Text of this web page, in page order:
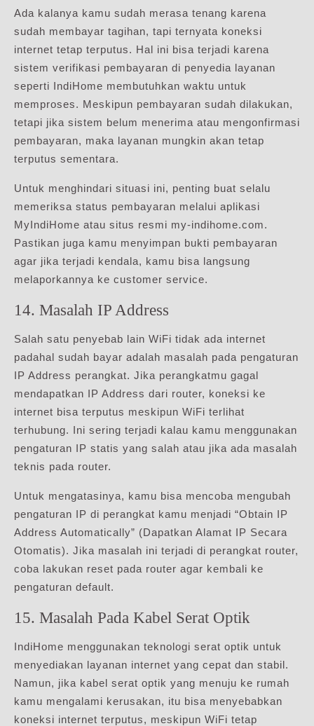
Ada kalanya kamu sudah merasa tenang karena
sudah membayar tagihan, tapi ternyata koneksi
internet tetap terputus. Hal ini bisa terjadi karena
sistem verifikasi pembayaran di penyedia layanan
seperti IndiHome membutuhkan waktu untuk
memproses. Meskipun pembayaran sudah dilakukan,
tetapi jika sistem belum menerima atau mengonfirmasi
pembayaran, maka layanan mungkin akan tetap
terputus sementara.
Untuk menghindari situasi ini, penting buat selalu
memeriksa status pembayaran melalui aplikasi
MyIndiHome atau situs resmi my-indihome.com.
Pastikan juga kamu menyimpan bukti pembayaran
agar jika terjadi kendala, kamu bisa langsung
melaporkannya ke customer service.
14. Masalah IP Address
Salah satu penyebab lain WiFi tidak ada internet
padahal sudah bayar adalah masalah pada pengaturan
IP Address perangkat. Jika perangkatmu gagal
mendapatkan IP Address dari router, koneksi ke
internet bisa terputus meskipun WiFi terlihat
terhubung. Ini sering terjadi kalau kamu menggunakan
pengaturan IP statis yang salah atau jika ada masalah
teknis pada router.
Untuk mengatasinya, kamu bisa mencoba mengubah
pengaturan IP di perangkat kamu menjadi “Obtain IP
Address Automatically” (Dapatkan Alamat IP Secara
Otomatis). Jika masalah ini terjadi di perangkat router,
coba lakukan reset pada router agar kembali ke
pengaturan default.
15. Masalah Pada Kabel Serat Optik
IndiHome menggunakan teknologi serat optik untuk
menyediakan layanan internet yang cepat dan stabil.
Namun, jika kabel serat optik yang menuju ke rumah
kamu mengalami kerusakan, itu bisa menyebabkan
koneksi internet terputus, meskipun WiFi tetap